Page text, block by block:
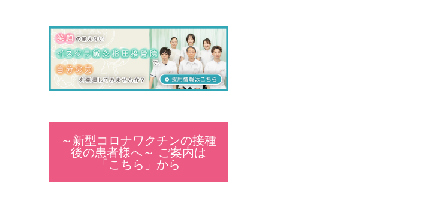
～新型コロナワクチンの接種
後の患者様へ～ ご案内は
「こちら」から